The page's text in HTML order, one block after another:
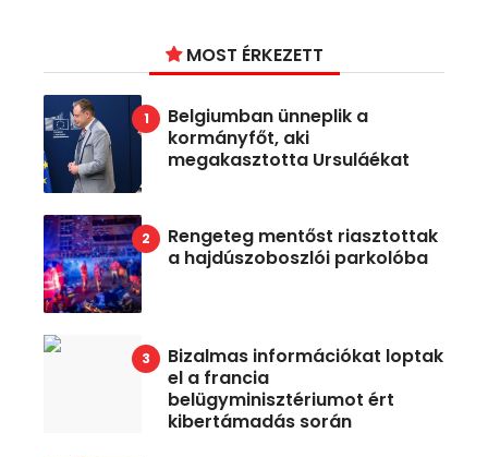
MOST ÉRKEZETT
Belgiumban ünneplik a
kormányfőt, aki
megakasztotta Ursuláékat
Rengeteg mentőst riasztottak
a hajdúszoboszlói parkolóba
Bizalmas információkat loptak
el a francia
belügyminisztériumot ért
kibertámadás során